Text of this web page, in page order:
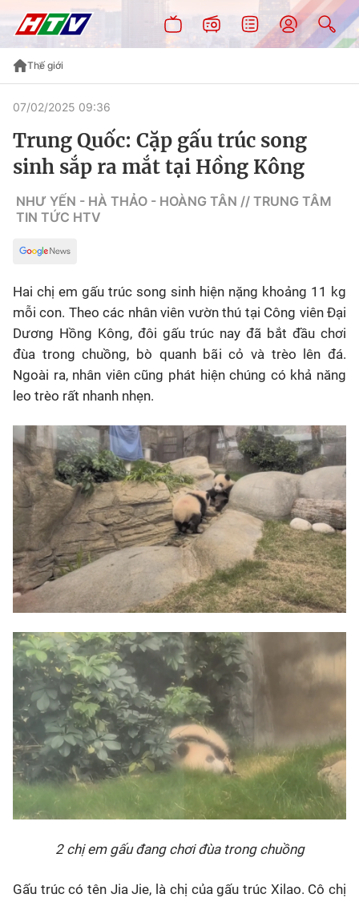
Thế giới
07/02/2025 09:36
Trung Quốc: Cặp gấu trúc song
sinh sắp ra mắt tại Hồng Kông
NHƯ YẾN - HÀ THẢO - HOÀNG TÂN // TRUNG TÂM
TIN TỨC HTV
Hai chị em gấu trúc song sinh hiện nặng khoảng 11 kg
mỗi con. Theo các nhân viên vườn thú tại Công viên Đại
Dương Hồng Kông, đôi gấu trúc nay đã bắt đầu chơi
đùa trong chuồng, bò quanh bãi cỏ và trèo lên đá.
Ngoài ra, nhân viên cũng phát hiện chúng có khả năng
leo trèo rất nhanh nhẹn.
2 chị em gấu đang chơi đùa trong chuồng
Gấu trúc có tên Jia Jie, là chị của gấu trúc Xilao. Cô chị